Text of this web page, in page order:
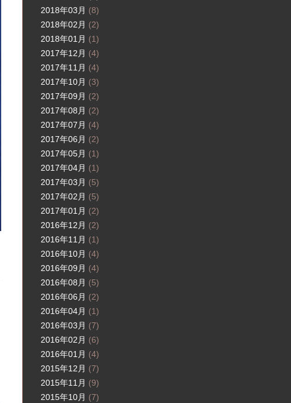
2018年03月 (8)
2018年02月 (2)
2018年01月 (1)
2017年12月 (4)
2017年11月 (4)
2017年10月 (3)
2017年09月 (2)
2017年08月 (2)
2017年07月 (4)
2017年06月 (2)
2017年05月 (1)
2017年04月 (1)
2017年03月 (5)
2017年02月 (5)
2017年01月 (2)
2016年12月 (2)
2016年11月 (1)
2016年10月 (4)
2016年09月 (4)
2016年08月 (5)
2016年06月 (2)
2016年04月 (1)
2016年03月 (7)
2016年02月 (6)
2016年01月 (4)
2015年12月 (7)
2015年11月 (9)
2015年10月 (7)